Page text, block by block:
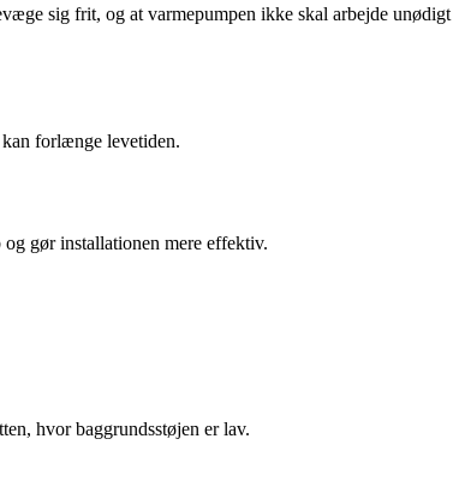
sig frit, og at varmepumpen ikke skal arbejde unødigt
kan forlænge levetiden.
gør installationen mere effektiv.
hvor baggrundsstøjen er lav.